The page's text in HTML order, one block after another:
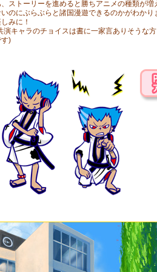
ストーリーを進めると勝ちアニメの種類が増
のにぶらぶらと諸国漫遊できるのかがわかり
みに！
演キャラのチョイスは書に一家言ありそうな
)